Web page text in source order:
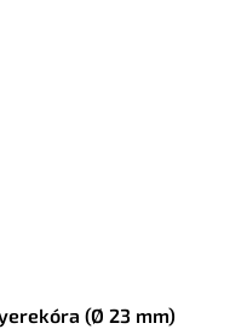
(Ø 23 mm)